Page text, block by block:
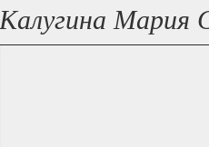
Калугина Мария